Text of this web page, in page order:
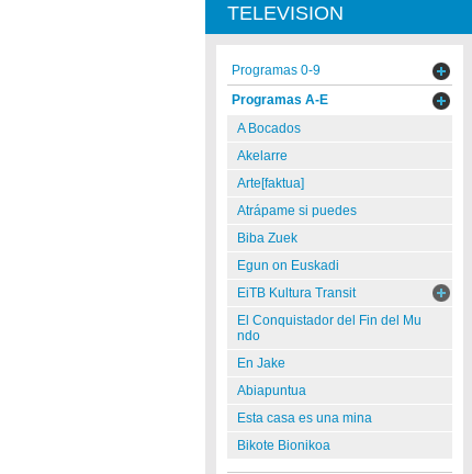
TELEVISION
Programas 0-9
Programas A-E
A Bocados
Akelarre
Arte[faktua]
Atrápame si puedes
Biba Zuek
Egun on Euskadi
EiTB Kultura Transit
El Conquistador del Fin del Mu
ndo
En Jake
Abiapuntua
Esta casa es una mina
Bikote Bionikoa